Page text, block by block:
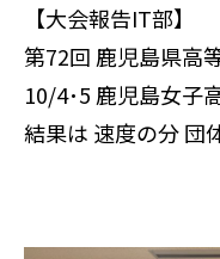
【大会報告IT部】
第72回 鹿児島県高
10/4･5 鹿児島女子
結果は 速度の分 団